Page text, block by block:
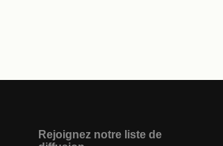
Rejoignez notre liste de